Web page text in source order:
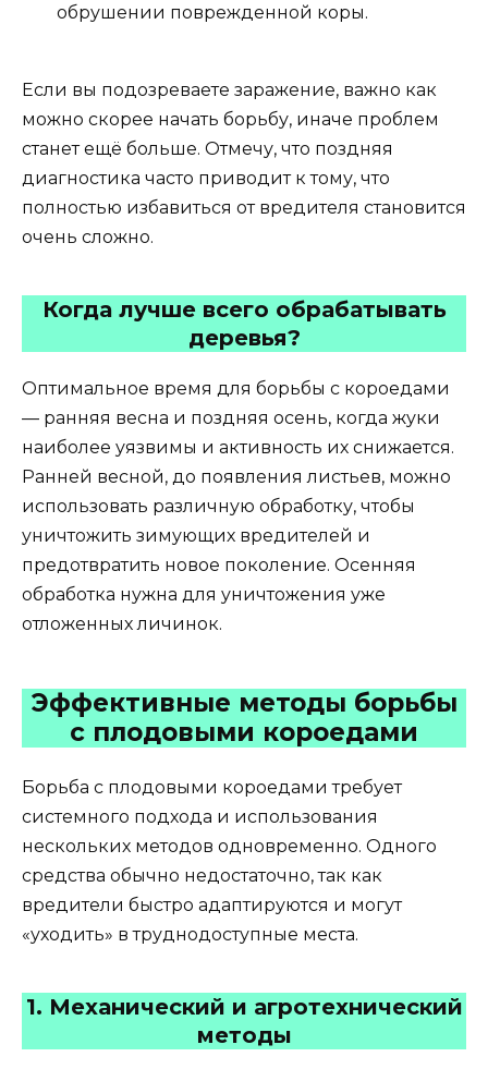
обрушении поврежденной коры.
Если вы подозреваете заражение, важно как
можно скорее начать борьбу, иначе проблем
станет ещё больше. Отмечу, что поздняя
диагностика часто приводит к тому, что
полностью избавиться от вредителя становится
очень сложно.
Когда лучше всего обрабатывать
деревья?
Оптимальное время для борьбы с короедами
— ранняя весна и поздняя осень, когда жуки
наиболее уязвимы и активность их снижается.
Ранней весной, до появления листьев, можно
использовать различную обработку, чтобы
уничтожить зимующих вредителей и
предотвратить новое поколение. Осенняя
обработка нужна для уничтожения уже
отложенных личинок.
Эффективные методы борьбы
с плодовыми короедами
Борьба с плодовыми короедами требует
системного подхода и использования
нескольких методов одновременно. Одного
средства обычно недостаточно, так как
вредители быстро адаптируются и могут
«уходить» в труднодоступные места.
1. Механический и агротехнический
методы